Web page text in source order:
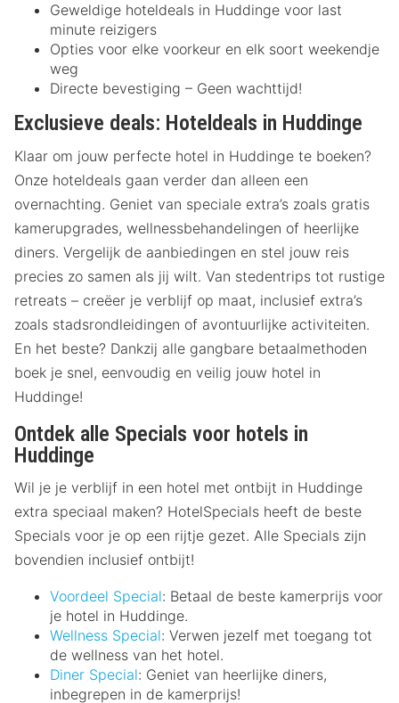
Geweldige hoteldeals in Huddinge voor last
minute reizigers
Opties voor elke voorkeur en elk soort weekendje
weg
Directe bevestiging – Geen wachttijd!
Exclusieve deals: Hoteldeals in Huddinge
Klaar om jouw perfecte hotel in Huddinge te boeken?
Onze hoteldeals gaan verder dan alleen een
overnachting. Geniet van speciale extra’s zoals gratis
kamerupgrades, wellnessbehandelingen of heerlijke
diners. Vergelijk de aanbiedingen en stel jouw reis
precies zo samen als jij wilt. Van stedentrips tot rustige
retreats – creëer je verblijf op maat, inclusief extra’s
zoals stadsrondleidingen of avontuurlijke activiteiten.
En het beste? Dankzij alle gangbare betaalmethoden
boek je snel, eenvoudig en veilig jouw hotel in
Huddinge!
Ontdek alle Specials voor hotels in
Huddinge
Wil je je verblijf in een hotel met ontbijt in Huddinge
extra speciaal maken? HotelSpecials heeft de beste
Specials voor je op een rijtje gezet. Alle Specials zijn
bovendien inclusief ontbijt!
Voordeel Special: Betaal de beste kamerprijs voor
je hotel in Huddinge.
Wellness Special: Verwen jezelf met toegang tot
de wellness van het hotel.
Diner Special: Geniet van heerlijke diners,
inbegrepen in de kamerprijs!